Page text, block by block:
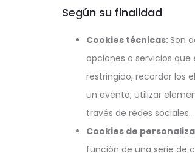
Según su finalidad
Cookies técnicas:Son
opciones o servicios
restringido, recordar los
un evento, utilizar
través de redes sociales.
Cookies de
función de una serie de